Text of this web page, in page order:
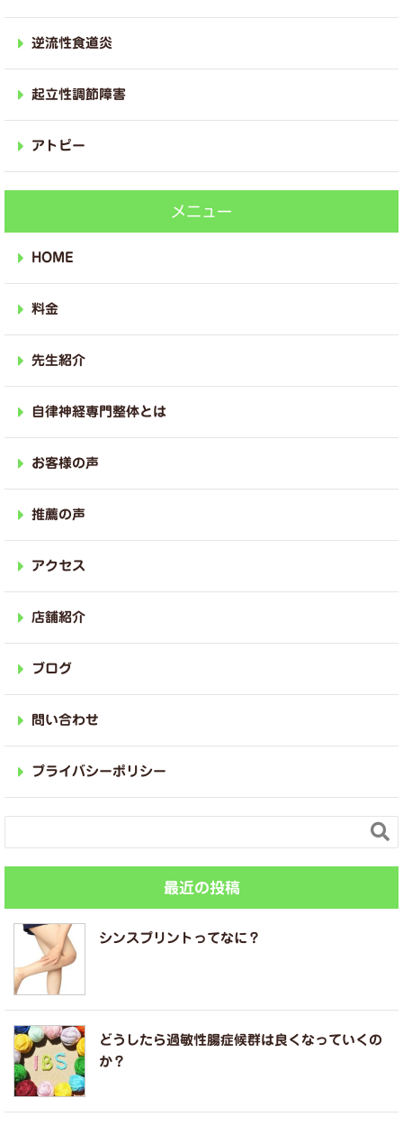
逆流性食道炎
起立性調節障害
アトピー
メニュー
HOME
料金
先生紹介
自律神経専門整体とは
お客様の声
推薦の声
アクセス
店舗紹介
ブログ
問い合わせ
プライバシーポリシー

最近の投稿
シンスプリントってなに？
どうしたら過敏性腸症候群は良くなっていくの
か？